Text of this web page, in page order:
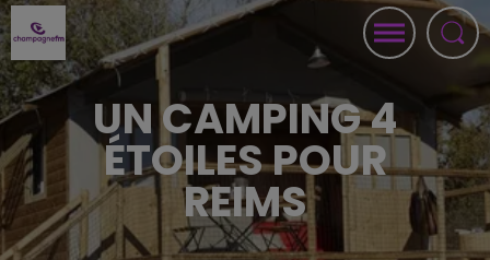
UN CAMPING 4
ÉTOILES POUR
REIMS